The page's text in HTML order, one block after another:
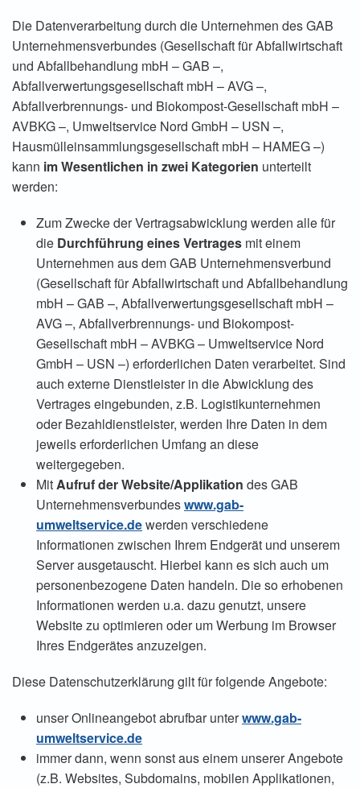
Die Datenverarbeitung durch die Unternehmen des GAB
Unternehmensverbundes (Gesellschaft für Abfallwirtschaft
und Abfallbehandlung mbH – GAB –,
Abfallverwertungsgesellschaft mbH – AVG –,
Abfallverbrennungs- und Biokompost-Gesellschaft mbH –
AVBKG –, Umweltservice Nord GmbH – USN –,
Hausmülleinsammlungsgesellschaft mbH – HAMEG –)
kann im Wesentlichen in zwei Kategorien unterteilt
werden:
Zum Zwecke der Vertragsabwicklung werden alle für
die Durchführung eines Vertrages mit einem
Unternehmen aus dem GAB Unternehmensverbund
(Gesellschaft für Abfallwirtschaft und Abfallbehandlung
mbH – GAB –, Abfallverwertungsgesellschaft mbH –
AVG –, Abfallverbrennungs- und Biokompost-
Gesellschaft mbH – AVBKG – Umweltservice Nord
GmbH – USN –) erforderlichen Daten verarbeitet. Sind
auch externe Dienstleister in die Abwicklung des
Vertrages eingebunden, z.B. Logistikunternehmen
oder Bezahldienstleister, werden Ihre Daten in dem
jeweils erforderlichen Umfang an diese
weitergegeben.
MitAufruf der Website/Applikation des GAB
Unternehmensverbundeswww.gab-
umweltservice.dewerden verschiedene
Informationen zwischen Ihrem Endgerät und unserem
Server ausgetauscht. Hierbei kann es sich auch um
personenbezogene Daten handeln. Die so erhobenen
Informationen werden u.a. dazu genutzt, unsere
Website zu optimieren oder um Werbung im Browser
Ihres Endgerätes anzuzeigen.
Diese Datenschutzerklärung gilt für folgende Angebote:
unser Onlineangebot abrufbar unterwww.gab-
umweltservice.de
immer dann, wenn sonst aus einem unserer Angebote
(z.B. Websites, Subdomains, mobilen Applikationen,